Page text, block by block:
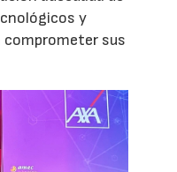
y
comprometer sus